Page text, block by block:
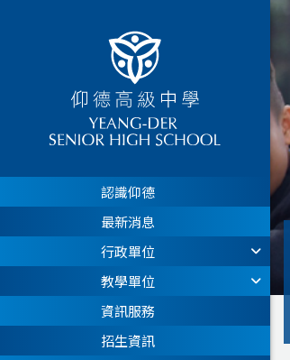
認識仰德
最新消息
行政單位
教學單位
資訊服務
招生資訊